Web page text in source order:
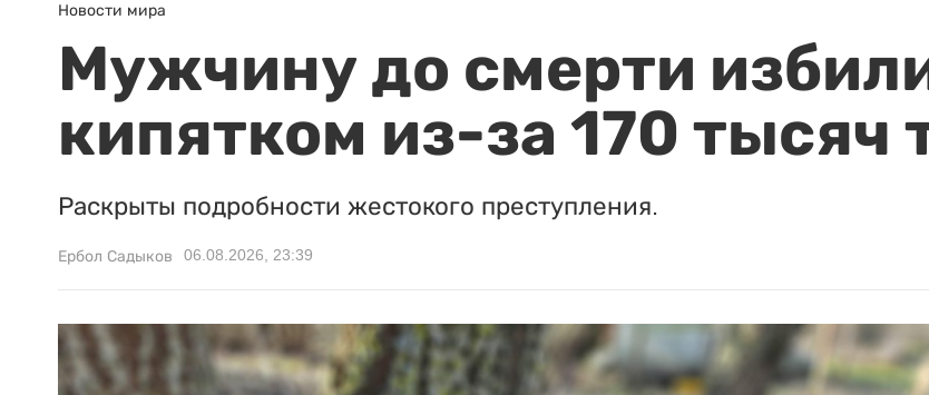
Новости мира
Мужчину до смерти
кипятком из-за 170 тысяч
Раскрыты подробности жестокого преступления.
Ербол Садыков 06.08.2026, 23:39